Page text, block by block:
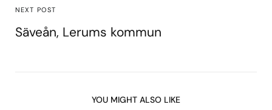
NEXT POST
Säveån, Lerums kommun
YOU MIGHT ALSO LIKE